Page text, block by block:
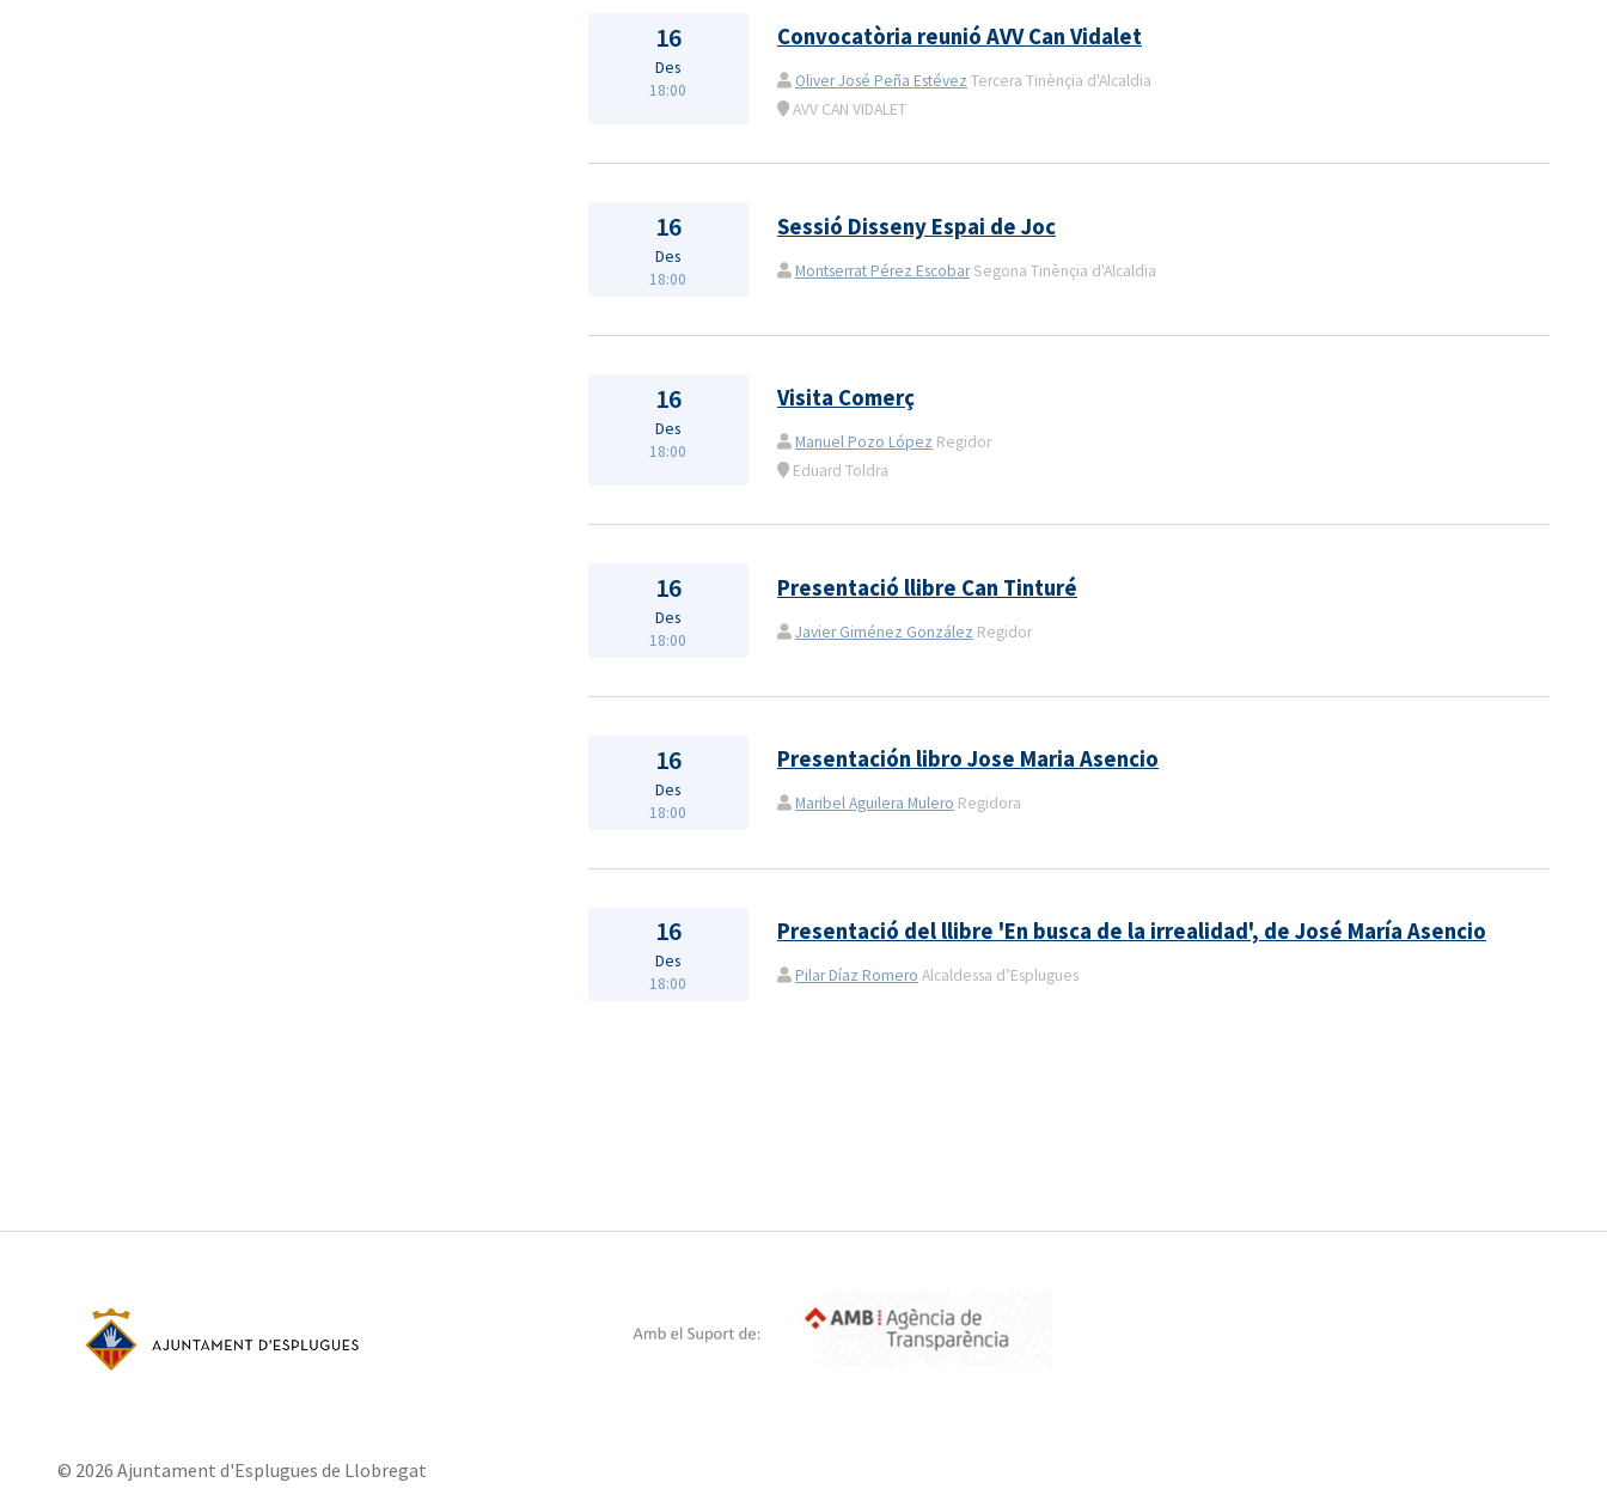
16
Des
18:00
Convocatòria reunió AVV Can Vidalet
Oliver José Peña Estévez Tercera Tinènçia d'Alcaldia
AVV CAN VIDALET
16
Des
18:00
Sessió Disseny Espai de Joc
Montserrat Pérez EscobarSegona Tinènçia d'Alcaldia
16
Des
18:00
Visita Comerç
Manuel Pozo López Regidor
Eduard Toldra
16
Des
18:00
Presentació llibre Can Tinturé
Javier Giménez González Regidor
16
Des
18:00
Presentación libro Jose Maria Asencio
Maribel Aguilera Mulero Regidora
16
Des
18:00
Presentació del llibre 'En busca de la irrealidad', de José María Asencio
Pilar Díaz Romero Alcaldessa d’Esplugues
© 2026 Ajuntament d'Esplugues de Llobregat